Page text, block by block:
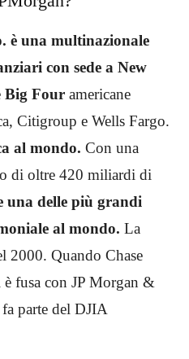
è una multinazionale
con sede a New
Big Four americane
Citigroup e Wells Fargo.
al mondo. Con una
di oltre 420 miliardi di
una delle più grandi
al mondo. La
2000. Quando Chase
fusa con JP Morgan &
parte del DJIA